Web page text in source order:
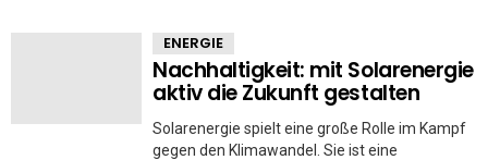
ENERGIE
Nachhaltigkeit: mit Solarenergie
aktiv die Zukunft gestalten
Solarenergie spielt eine große Rolle im Kampf
gegen den Klimawandel. Sie ist eine